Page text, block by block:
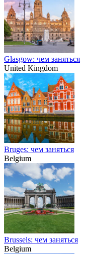
Glasgow: чем заняться
United Kingdom
Bruges: чем заняться
Belgium
Brussels: чем заняться
Belgium